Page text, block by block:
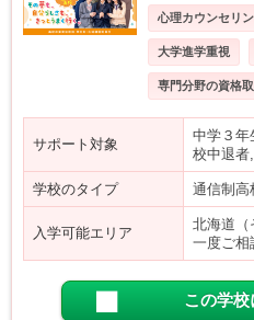
心理カウンセリ
大学進学重視
専門分野の資格
サポート対象
中学３年
校中退者
学校のタイプ 通信制高
入学可能エリア
北海道（
一度ご相
この学校